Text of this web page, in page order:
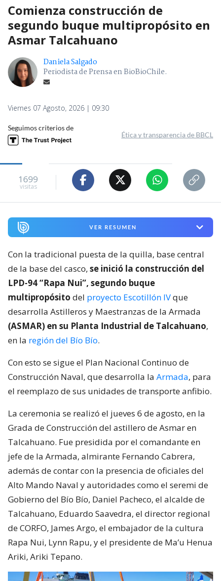
Comienza construcción de
segundo buque multipropósito en
Asmar Talcahuano
Daniela Salgado
Periodista de Prensa en BioBioChile.
Viernes 07 Agosto, 2026 | 09:30
Seguimos criterios de
Ética y transparencia de BBCL
1699
visitas
VER RESUMEN
Con la tradicional puesta de la quilla, base central
de la base del casco, se inició la construcción del
LPD-94 “Rapa Nui”, segundo buque
multipropósito del proyecto Escotillón IVque
desarrolla Astilleros y Maestranzas de la Armada
(ASMAR) en su Planta Industrial de Talcahuano,
en la región del Bío Bío.
Con esto se sigue el Plan Nacional Continuo de
Construcción Naval, que desarrolla la Armada, para
el reemplazo de sus unidades de transporte anfibio.
La ceremonia se realizó el jueves 6 de agosto, en la
Grada de Construcción del astillero de Asmar en
Talcahuano. Fue presidida por el comandante en
jefe de la Armada, almirante Fernando Cabrera,
además de contar con la presencia de oficiales del
Alto Mando Naval y autoridades como el seremi de
Gobierno del Bío Bío, Daniel Pacheco, el alcalde de
Talcahuano, Eduardo Saavedra, el director regional
de CORFO, James Argo, el embajador de la cultura
Rapa Nui, Lynn Rapu, y el presidente de Ma’u Henua
Ariki, Ariki Tepano.